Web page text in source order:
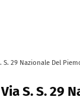
S. 29 Nazionale Del
S. S. 29